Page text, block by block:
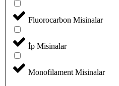
Fluorocarbon Misinalar
İp Misinalar
Monofilament Misinalar